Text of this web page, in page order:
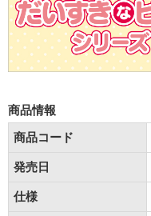
商品情報
商品コード
発売日
仕様